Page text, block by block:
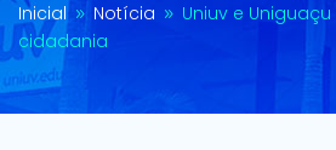
Inicial 9 Notícia 9 Uniuv e
cidadania